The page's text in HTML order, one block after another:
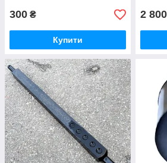
300 ₴
Купити
2 800